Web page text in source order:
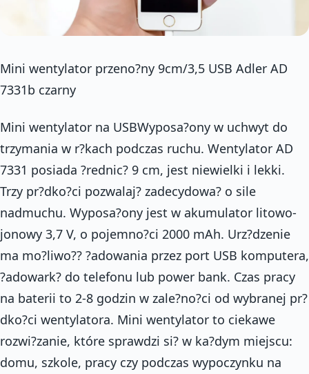
Mini wentylator przeno?ny 9cm/3,5 USB Adler AD
7331b czarny
Mini wentylator na USBWyposa?ony w uchwyt do
trzymania w r?kach podczas ruchu. Wentylator AD
7331 posiada ?rednic? 9 cm, jest niewielki i lekki.
Trzy pr?dko?ci pozwalaj? zadecydowa? o sile
nadmuchu. Wyposa?ony jest w akumulator litowo-
jonowy 3,7 V, o pojemno?ci 2000 mAh. Urz?dzenie
ma mo?liwo?? ?adowania przez port USB komputera,
?adowark? do telefonu lub power bank. Czas pracy
na baterii to 2-8 godzin w zale?no?ci od wybranej pr?
dko?ci wentylatora. Mini wentylator to ciekawe
rozwi?zanie, które sprawdzi si? w ka?dym miejscu:
domu, szkole, pracy czy podczas wypoczynku na